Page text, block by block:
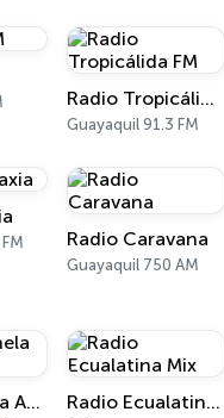
Radio Tropicálida FM
Guayaquil 91.3 FM
Radio Caravana
Guayaquil 750 AM
Radio Canela Azuay Radio Ecualatina Mix